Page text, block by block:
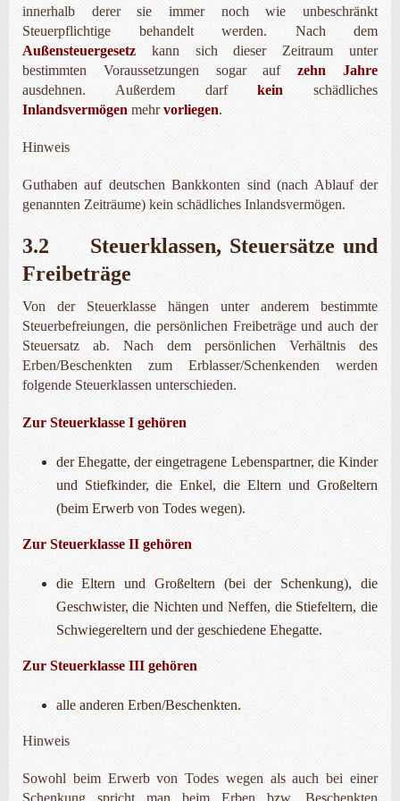
innerhalb derer sie immer noch wie unbeschränkt
Steuerpflichtige behandelt werden. Nach dem
Außensteuergesetz kann sich dieser Zeitraum unter
bestimmten Voraussetzungen sogar aufzehn Jahre
ausdehnen. Außerdem darfkein schädliches
Inlandsvermögen mehrvorliegen.
Hinweis
Guthaben auf deutschen Bankkonten sind (nach Ablauf der
genannten Zeiträume) kein schädliches Inlandsvermögen.
3.2 Steuerklassen, Steuersätze und
Freibeträge
Von der Steuerklasse hängen unter anderem bestimmte
Steuerbefreiungen, die persönlichen Freibeträge und auch der
Steuersatz ab. Nach dem persönlichen Verhältnis des
Erben/Beschenkten zum Erblasser/Schen­kenden werden
folgende Steuerklassen unterschieden.
Zur Steuerklasse I gehören
der Ehegatte, der eingetragene Lebenspartner, die Kinder
und Stiefkinder, die Enkel, die Eltern und Großeltern
(beim Erwerb von Todes wegen).
Zur Steuerklasse II gehören
die Eltern und Großeltern (bei der Schenkung), die
Geschwister, die Nichten und Neffen, die Stiefeltern, die
Schwiegereltern und der geschiedene Ehegatte.
Zur Steuerklasse III gehören
alle anderen Erben/Beschenkten.
Hinweis
Sowohl beim Erwerb von Todes wegen als auch bei einer
Schenkung spricht man beim Erben bzw. Beschenkten